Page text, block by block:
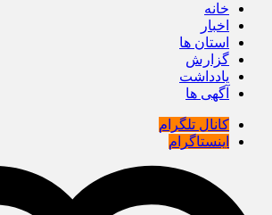
خانه
اخبار
استان ها
گزارش
یادداشت
آگهی ها
کانال تلگرام
اینستاگرام